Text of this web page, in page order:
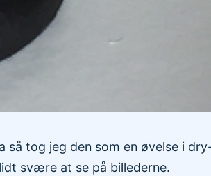
så tog jeg den som en øvelse i
svære at se på billederne.